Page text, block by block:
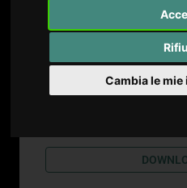
Cambia le
Ginecologia e Ostetricia
Direttore U.O. Ostetricia e